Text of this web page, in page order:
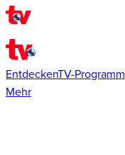
EntdeckenTV-Programm
Mehr